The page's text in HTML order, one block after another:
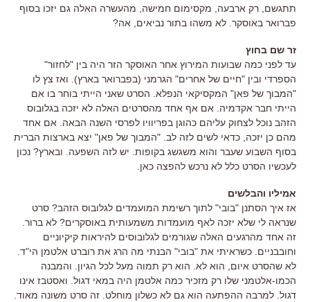
תתגשם, רק ארבעה, מקסימום חמישה, מהעשרה האלה גם יזכו בסוף
פברואר באוסקר. לא משהו בתור נביאים, אה?
זר שם בחוץ
עד לפני כמה שבועות המירוץ אחר האוסקר הזר היה בין "לחזור"
הספרדי ובין "חיים של אחרים" הגרמני (בפברואר בארץ). ואז צץ לו
"המבוך של פאן" המקסיקאי הנפלא. הסרט שאני הייתי בוחר בו אם
הייתי חבר אקדמיה. אם אף אחד מהסרטים האלה לא יזכה בגלובוס
הזהב נוכל לצחוק עליהם כהוגן בפריוויו לפרסי השנה הבאה. אם אחד
מהם כן יזכה, כדאי לשים לזה לב. "המבוך של פאן" יצא בארצות הברית
בסוף השבוע שעבר והוא משגשג בקופות. יש לזה השפעה. ובארץ? נכון
לעכשיו הסרט כלל לא נרכש להפצה כאן.
אמיליו והבלשים
אז איך הסתנן "בובי" לתוך רשימת המועמדים לגלובוס הזהב? סרט
שנראה לי שלא יזכה לאף מועמדות משמעותית באוסקרים? לא ברור.
זה אחד מהרגעים האלה שגורמים לגלובוסים להיראות קיקיוניים
וחובבניים. כשראיתי את "בובי" הבנתי מה הרג את רוברט אלטמן הי"ד.
לא שהסרט איום, הוא לא. הוא רק תמוה מעל לכל הגיון. והמבנה
הכמו-אלטמני שלו רק מזכיר כמה אלטמן היה במאי דגול. ואסטבז אינו
דגול. למרבה ההפתעה הוא גם לא כשלון מוחלט. זה סרט משונה מאוד.